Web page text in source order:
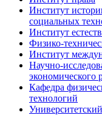
Институт
социальных
Институт
Физико-
Институт
Научно-
экономического
Кафедра
технологий